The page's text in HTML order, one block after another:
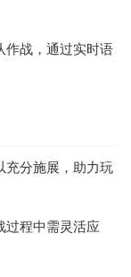
作战，通过实时语
充分施展，助力玩
过程中需灵活应